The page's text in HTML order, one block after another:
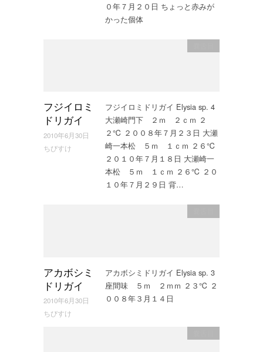
０年７月２０日 ちょっと赤みが
かった個体
フジイロミ
ドリガイ
2010年6月30日
ちびすけ
フジイロミドリガイ Elysia sp. 4
大瀬崎門下 ２ｍ ２ｃｍ ２
２℃ ２００８年７月２３日 大瀬
崎一本松 ５ｍ １ｃｍ ２６℃
２０１０年７月１８日 大瀬崎一
本松 ５ｍ １ｃｍ ２６℃ ２０
１０年７月２９日 背…
アカボシミ
ドリガイ
2010年6月30日
ちびすけ
アカボシミドリガイ Elysia sp. 3
座間味 ５ｍ ２ｍｍ ２３℃ ２
００８年３月１４日